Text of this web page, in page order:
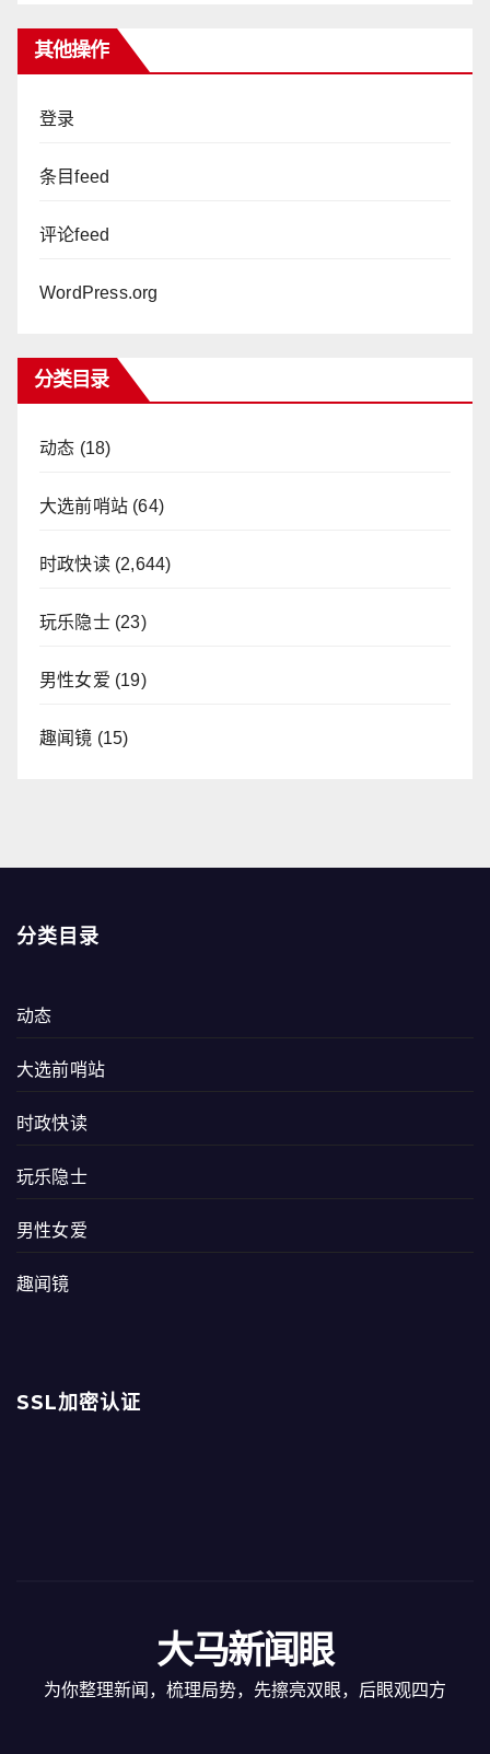
其他操作
登录
条目feed
评论feed
WordPress.org
分类目录
动态 (18)
大选前哨站 (64)
时政快读(2,644)
玩乐隐士(23)
男性女爱 (19)
趣闻镜 (15)
分类目录
动态
大选前哨站
时政快读
玩乐隐士
男性女爱
趣闻镜
SSL加密认证
大马新闻眼
为你整理新闻，梳理局势，先擦亮双眼，后眼观四方